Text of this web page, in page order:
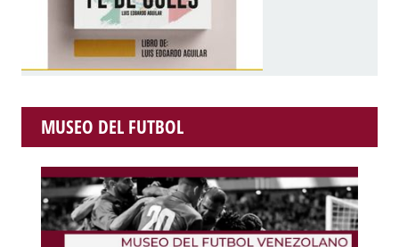
MUSEO DEL FUTBOL